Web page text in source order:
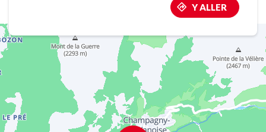
Y ALLER